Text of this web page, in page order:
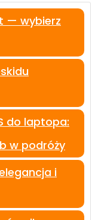
— wybierz
do laptopa:
w podróży
i